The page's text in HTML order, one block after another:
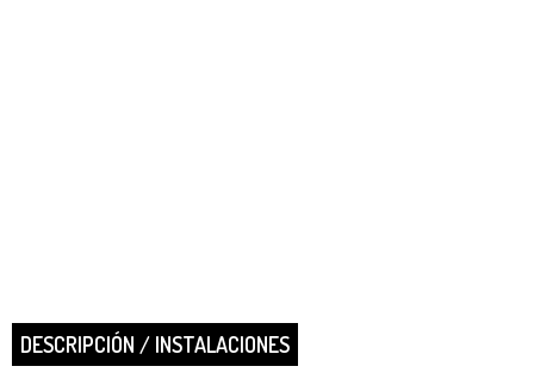
DESCRIPCIÓN / INSTALACIONES